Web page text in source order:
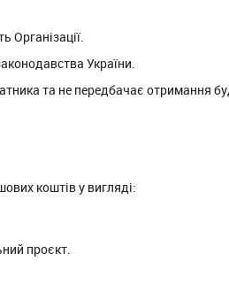
Організації.
України.
та не передбачає отримання
коштів у вигляді:
проєкт.